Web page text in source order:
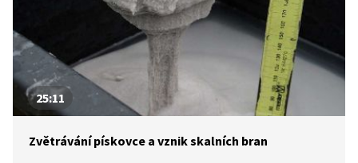
25:11
Zvětrávání pískovce a vznik skalních bran